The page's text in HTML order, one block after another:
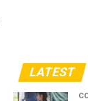
LATEST